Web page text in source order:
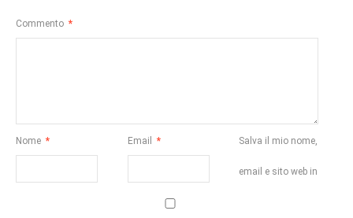
Commento *
Nome * Email * Salva il mio nome,
email e sito web in